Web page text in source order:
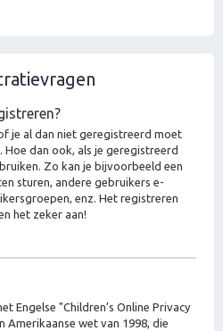
je al dan niet geregistreerd moet
dan ook, als je geregistreerd
Zo kan je bijvoorbeeld een
sturen, andere gebruikers e-
enz. Het registreren
het zeker aan!
Engelse "Children’s Online Privacy
Amerikaanse wet van 1998, die